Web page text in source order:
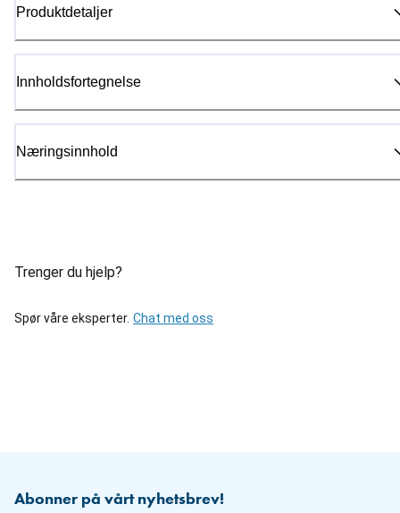
Produktdetaljer
Innholdsfortegnelse
Næringsinnhold
Trenger du hjelp?
Spør våre eksperter. Chat med oss
Abonner på vårt nyhetsbrev!